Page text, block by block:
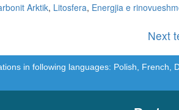
Arktik, Litosfera, Energjia e
Next
in following languages: Polish, French,